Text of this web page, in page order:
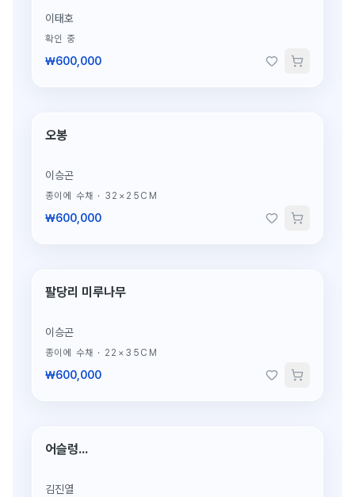
이태호
확인 중
₩600,000
단 1점뿐인 원작
오봉
이승곤
종이에 수채 · 32×25CM
₩600,000
단 1점뿐인 원작
팔당리 미루나무
이승곤
종이에 수채 · 22×35CM
₩600,000
단 1점뿐인 원작
어슬렁...
김진열